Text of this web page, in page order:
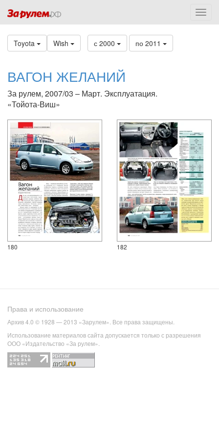
Toyota Wish с 2000 по 2011
ВАГОН ЖЕЛАНИЙ
За рулем, 2007/03 – Март. Эксплуатация.
«Тойота-Виш»
180 182
Права и использование
Архив 4.0 © 1928 — 2013 «Зарулем». Все права защищены.
Использование материалов сайта допускается только с разрешения
ООО «Издательство «За рулем».